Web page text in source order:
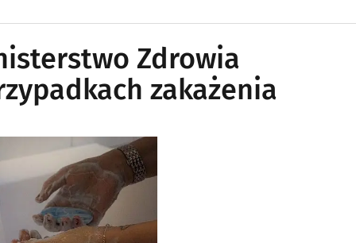
Zdrowia
zakażenia